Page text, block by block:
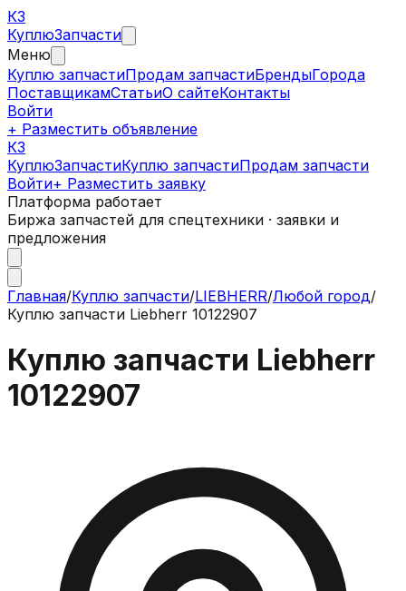
КЗ
КуплюЗапчасти
Меню
Куплю запчастиПродам запчастиБрендыГорода
ПоставщикамСтатьиО сайтеКонтакты
Войти
+ Разместить объявление
КЗ
КуплюЗапчастиКуплю запчастиПродам запчасти
Войти+ Разместить заявку
Платформа работает
Биржа запчастей для спецтехники · заявки и
предложения
Главная/Куплю запчасти/LIEBHERR/Любой город/
Куплю запчасти Liebherr 10122907
Куплю запчасти Liebherr
10122907